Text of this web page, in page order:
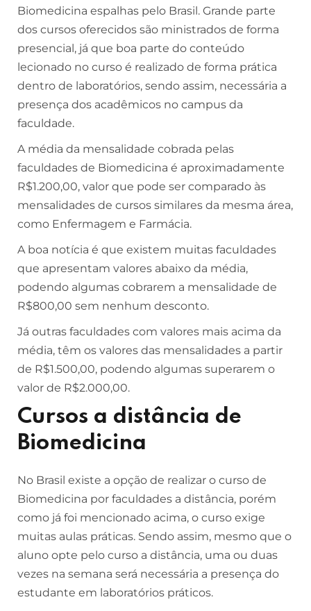
Biomedicina espalhas pelo Brasil. Grande parte
dos cursos oferecidos são ministrados de forma
presencial, já que boa parte do conteúdo
lecionado no curso é realizado de forma prática
dentro de laboratórios, sendo assim, necessária a
presença dos acadêmicos no campus da
faculdade.
A média da mensalidade cobrada pelas
faculdades de Biomedicina é aproximadamente
R$1.200,00, valor que pode ser comparado às
mensalidades de cursos similares da mesma área,
como Enfermagem e Farmácia.
A boa notícia é que existem muitas faculdades
que apresentam valores abaixo da média,
podendo algumas cobrarem a mensalidade de
R$800,00 sem nenhum desconto.
Já outras faculdades com valores mais acima da
média, têm os valores das mensalidades a partir
de R$1.500,00, podendo algumas superarem o
valor de R$2.000,00.
Cursos a distância de
Biomedicina
No Brasil existe a opção de realizar o curso de
Biomedicina por faculdades a distância, porém
como já foi mencionado acima, o curso exige
muitas aulas práticas. Sendo assim, mesmo que o
aluno opte pelo curso a distância, uma ou duas
vezes na semana será necessária a presença do
estudante em laboratórios práticos.